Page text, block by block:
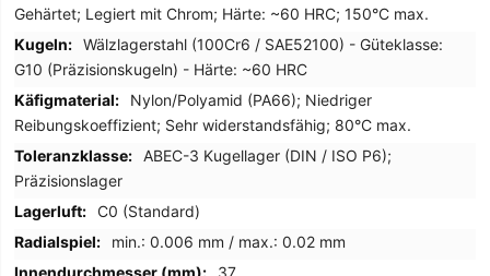
Gehärtet; Legiert mit Chrom; Härte: ~60 HRC; 150°C max.
Wälzlagerstahl (100Cr6 / SAE52100) - Güteklasse:
G10 (Präzisionskugeln) - Härte: ~60 HRC
Nylon/Polyamid (PA66); Niedriger
Reibungskoeffizient; Sehr widerstandsfähig; 80°C max.
ABEC-3 Kugellager (DIN / ISO P6);
Präzisionslager
C0 (Standard)
min.: 0.006 mm / max.: 0.02 mm